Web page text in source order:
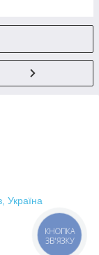
Україна
КНОПКА
ЗВ'ЯЗКУ